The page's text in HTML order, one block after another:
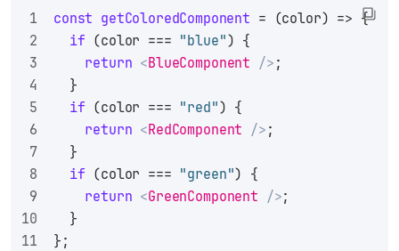
const getColoredComponent = (color) => {
if (color === "blue") {
return <BlueComponent /> ;
  }
if (color === "red") {
return <RedComponent /> ;
  }
if (color === "green") {
return <GreenComponent />;
  }
};